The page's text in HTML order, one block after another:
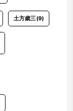
土方歳三(9)